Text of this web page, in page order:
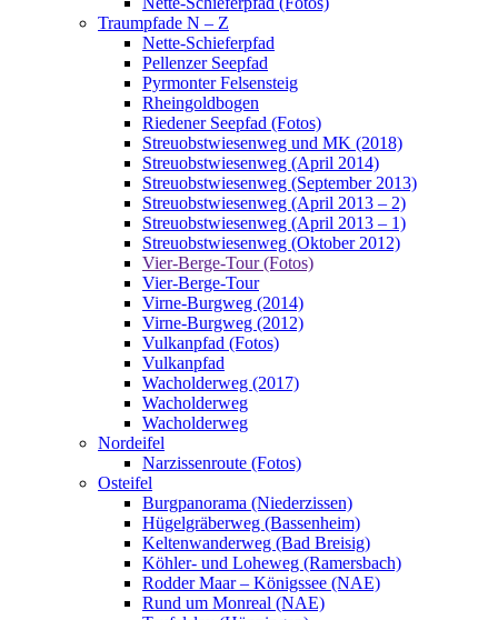
Traumpfade N – Z
Nette-Schieferpfad
Pellenzer Seepfad
Pyrmonter Felsensteig
Rheingoldbogen
Riedener Seepfad (Fotos)
Streuobstwiesenweg und MK (2018)
Streuobstwiesenweg (April 2014)
Streuobstwiesenweg (September 2013)
Streuobstwiesenweg (April 2013 – 2)
Streuobstwiesenweg (April 2013 – 1)
Streuobstwiesenweg (Oktober 2012)
Vier-Berge-Tour (Fotos)
Vier-Berge-Tour
Virne-Burgweg (2014)
Virne-Burgweg (2012)
Vulkanpfad (Fotos)
Vulkanpfad
Wacholderweg (2017)
Wacholderweg
Wacholderweg
Nordeifel
Narzissenroute (Fotos)
Osteifel
Burgpanorama (Niederzissen)
Hügelgräberweg (Bassenheim)
Keltenwanderweg (Bad Breisig)
Köhler- und Loheweg (Ramersbach)
Rodder Maar – Königssee (NAE)
Rund um Monreal (NAE)